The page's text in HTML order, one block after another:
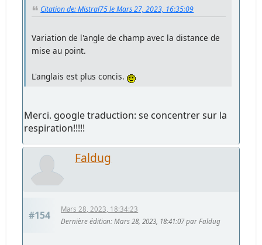
Citation de: Mistral75 le Mars 27, 2023, 16:35:09
Variation de l'angle de champ avec la distance de
mise au point.
L'anglais est plus concis.
Merci. google traduction: se concentrer sur la
respiration!!!!!
Faldug
#154
Mars 28, 2023, 18:34:23
Dernière édition: Mars 28, 2023, 18:41:07 par Faldug